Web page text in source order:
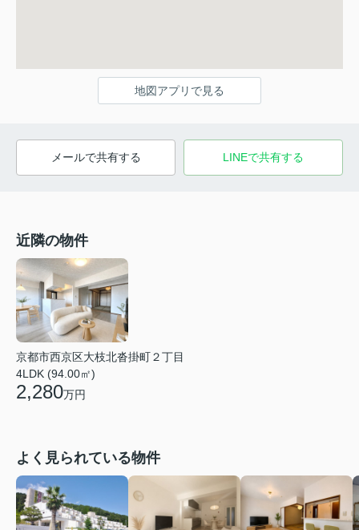
地図アプリで見る
メールで共有する LINEで共有する
近隣の物件
京都市西京区大枝北沓掛町２丁目
4LDK (94.00㎡)
2,280万円
よく見られている物件